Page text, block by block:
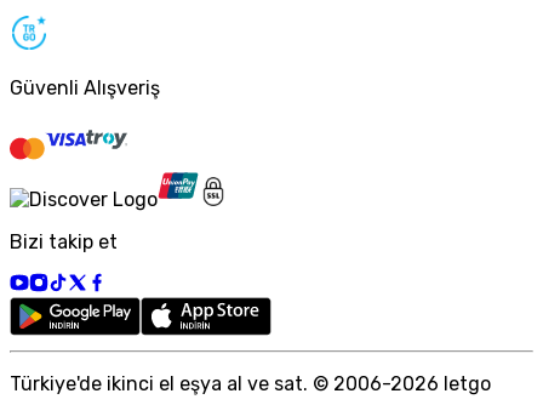
Güvenli Alışveriş
Bizi takip et
Türkiye'de ikinci el eşya al ve sat. © 2006-2026 letgo